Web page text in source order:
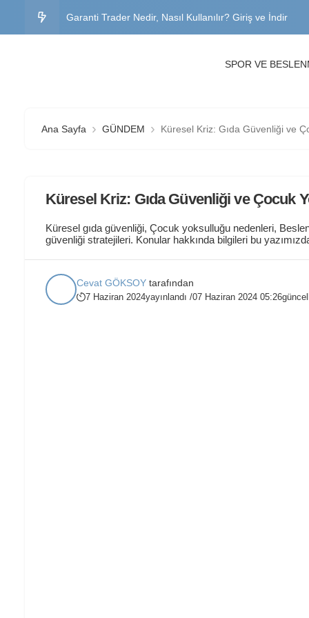
Garanti Trader Nedir, Nasıl Kullanılır? Giriş ve İndir
SPOR VE
Ana Sayfa GÜNDEM Küresel Kriz: Gıda Güvenliği ve
Küresel Kriz: Gıda Güvenliği ve Çocuk
Küresel gıda güvenliği, Çocuk yoksulluğu nedenleri,
güvenliği stratejileri. Konular hakkında bilgileri bu
açlık tehdidi altında yaşamlarını sürdürüyor. Bu sorunlar,...
Cevat GÖKSOY tarafından
7 Haziran 2024yayınlandı /07 Haziran 2024 05:26